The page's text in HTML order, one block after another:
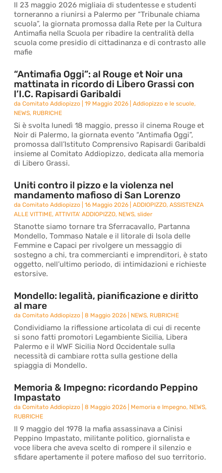
Il 23 maggio 2026 migliaia di studentesse e studenti
torneranno a riunirsi a Palermo per “Tribunale chiama
scuola”, la giornata promossa dalla Rete per la Cultura
Antimafia nella Scuola per ribadire la centralità della
scuola come presidio di cittadinanza e di contrasto alle
mafie
“Antimafia Oggi”: al Rouge et Noir una
mattinata in ricordo di Libero Grassi con
l’I.C. Rapisardi Garibaldi
daComitato Addiopizzo |19 Maggio 2026 |Addiopizzo e le scuole,
NEWS, RUBRICHE
Si è svolta lunedì 18 maggio, presso il cinema Rouge et
Noir di Palermo, la giornata evento “Antimafia Oggi”,
promossa dall’Istituto Comprensivo Rapisardi Garibaldi
insieme al Comitato Addiopizzo, dedicata alla memoria
di Libero Grassi.
Uniti contro il pizzo e la violenza nel
mandamento mafioso di San Lorenzo
daComitato Addiopizzo |16 Maggio 2026 |ADDIOPIZZO,ASSISTENZA
ALLE VITTIME,ATTIVITA' ADDIOPIZZO, NEWS,slider
Stanotte siamo tornare tra Sferracavallo, Partanna
Mondello, Tommaso Natale e il litorale di Isola delle
Femmine e Capaci per rivolgere un messaggio di
sostegno a chi, tra commercianti e imprenditori, è stato
oggetto, nell’ultimo periodo, di intimidazioni e richieste
estorsive.
Mondello: legalità, pianificazione e diritto
al mare
daComitato Addiopizzo |8 Maggio 2026 NEWS, RUBRICHE
Condividiamo la riflessione articolata di cui di recente
si sono fatti promotori Legambiente Sicilia, Libera
Palermo e il WWF Sicilia Nord Occidentale sulla
necessità di cambiare rotta sulla gestione della
spiaggia di Mondello.
Memoria & Impegno: ricordando Peppino
Impastato
daComitato Addiopizzo |8 Maggio 2026 Memoria e Impegno, NEWS,
RUBRICHE
Il 9 maggio del 1978 la mafia assassinava a Cinisi
Peppino Impastato, militante politico, giornalista e
voce libera che aveva scelto di rompere il silenzio e
sfidare apertamente il potere mafioso del suo territorio.